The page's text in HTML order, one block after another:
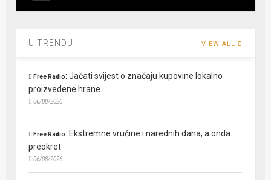
U TRENDU VIEW ALL
Free Radio:Jačati svijest o značaju kupovine lokalno
proizvedene hrane
06/08/2026
Free Radio: Ekstremne vrućine i narednih dana, a onda
preokret
06/08/2026